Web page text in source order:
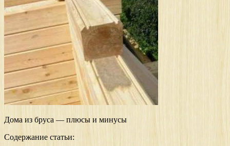
Дома из бруса — плюсы и минусы
Содержание статьи: